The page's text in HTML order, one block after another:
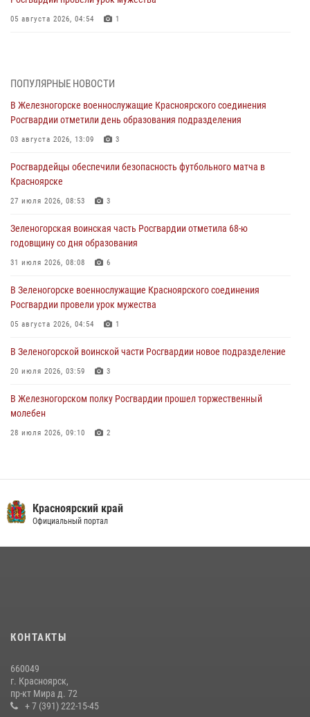
05 августа 2026, 04:54 1
05 августа 2026, 04:52 1
В Красноярске сотрудники вневедомственной охраны Росгвардии
задержали подозреваемого в серии краж из гипермаркета
04 августа 2026, 09:57
Сотрудники Росгвардии обеспечили общественный порядок во
время проведения экстремального заплыва в Дудинке
04 августа 2026, 08:36
В Красноярске сотрудники Росгвардии задержали подозреваемого
в серии краж из супермаркета
04 августа 2026, 06:50
Военнослужащие Красноярского соединения Росгвардии
познакомили отдыхающих детей с тонкостями РХБ защиты
03 августа 2026, 13:12 2
ПОПУЛЯРНЫЕ НОВОСТИ
В Железногорске военнослужащие Красноярского соединения
Росгвардии отметили день образования подразделения
03 августа 2026, 13:09 3
Росгвардейцы обеспечили безопасность футбольного матча в
Красноярске
27 июля 2026, 08:53 3
Зеленогорская воинская часть Росгвардии отметила 68-ю
годовщину со дня образования
31 июля 2026, 08:08 6
В Зеленогорске военнослужащие Красноярского соединения
Росгвардии провели урок мужества
05 августа 2026, 04:54 1
В Зеленогорской воинской части Росгвардии новое подразделение
20 июля 2026, 03:59 3
В Железногорском полку Росгвардии прошел торжественный
молебен
28 июля 2026, 09:10 2
Железногорские росгвардецы получили в руки легендарное оружие
Красноярскому краю.
10 июля 2026, 06:21
Красноярский край
Официальный портал
КОНТАКТЫ
660049
г. Красноярск,
пр-кт Мира д. 72
+ 7 (391) 222-15-45